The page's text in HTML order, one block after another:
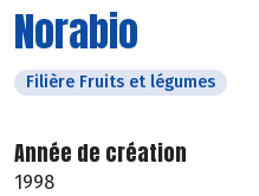
Norabio
Filière Fruits et légumes
Année de création
1998